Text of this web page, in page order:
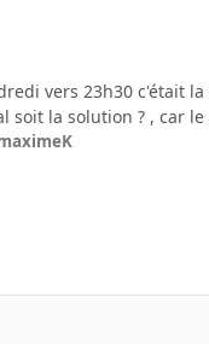
vers 23h30 c'était la
soit la solution ? , car